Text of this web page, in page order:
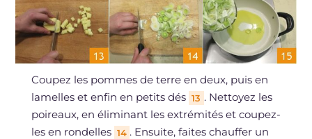
Coupez les pommes de terre en deux, puis en
lamelles et enfin en petits dés 13 . Nettoyez les
poireaux, en éliminant les extrémités et coupez-
les en rondelles 14 . Ensuite, faites chauffer un